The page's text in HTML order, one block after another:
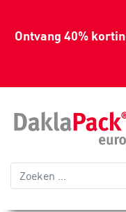
Ontvang 40%